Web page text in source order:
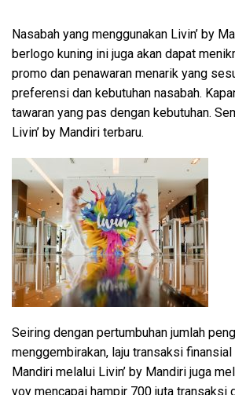
Nasabah yang menggunakan Livin’ by
berlogo kuning ini juga akan dapat
promo dan penawaran menarik yang
preferensi dan kebutuhan nasabah.
tawaran yang pas dengan kebutuhan.
Livin’ by Mandiri terbaru.
Seiring dengan pertumbuhan jumlah
menggembirakan, laju transaksi finansial
Mandiri melalui Livin’ by Mandiri juga
yoy mencapai hampir 700 juta transaksi